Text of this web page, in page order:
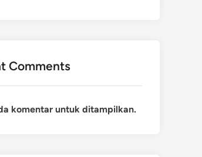
Comments
komentar untuk ditampilkan.